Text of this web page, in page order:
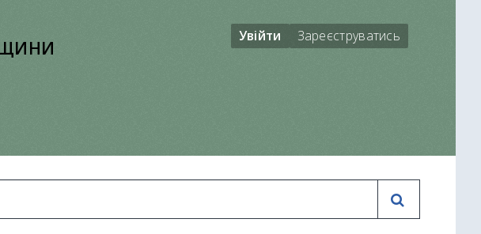
Увійти Зареєструватись